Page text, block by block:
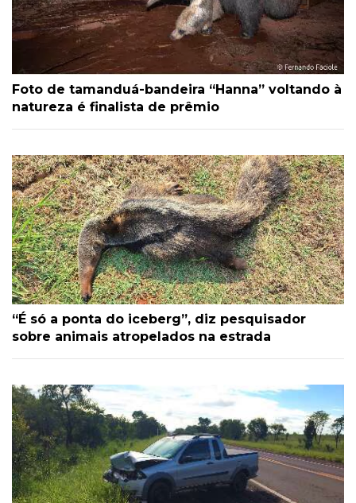
Foto de tamanduá-bandeira “Hanna” voltando à
natureza é finalista de prêmio
“É só a ponta do iceberg”, diz pesquisador
sobre animais atropelados na estrada